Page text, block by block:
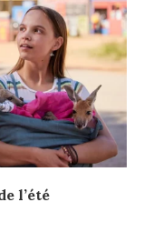
l’été